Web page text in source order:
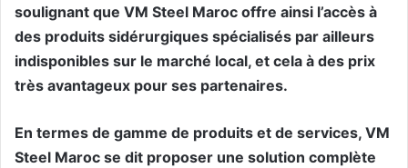
soulignant que VM Steel Maroc offre ainsi l’accès à
des produits sidérurgiques spécialisés par ailleurs
indisponibles sur le marché local, et cela à des prix
très avantageux pour ses partenaires.
En termes de gamme de produits et de services, VM
Steel Maroc se dit proposer une solution complète